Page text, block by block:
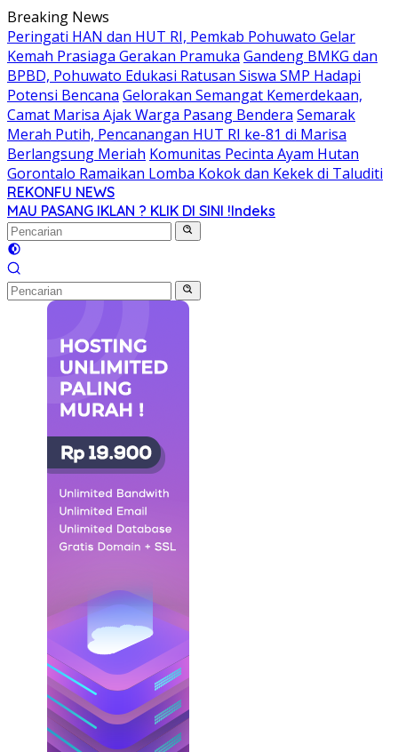
Langsung
ke
konten
Breaking News
Peringati HAN dan HUT RI, Pemkab Pohuwato Gelar
Kemah Prasiaga Gerakan Pramuka Gandeng BMKG dan
BPBD, Pohuwato Edukasi Ratusan Siswa SMP Hadapi
Potensi Bencana Gelorakan Semangat Kemerdekaan,
Camat Marisa Ajak Warga Pasang Bendera Semarak
Merah Putih, Pencanangan HUT RI ke-81 di Marisa
Berlangsung Meriah Komunitas Pecinta Ayam Hutan
Gorontalo Ramaikan Lomba Kokok dan Kekek di Taluditi
REKONFU NEWS
Tegas,
Berani
dan
Transparan
MAU PASANG IKLAN ? KLIK DI SINI !Indeks